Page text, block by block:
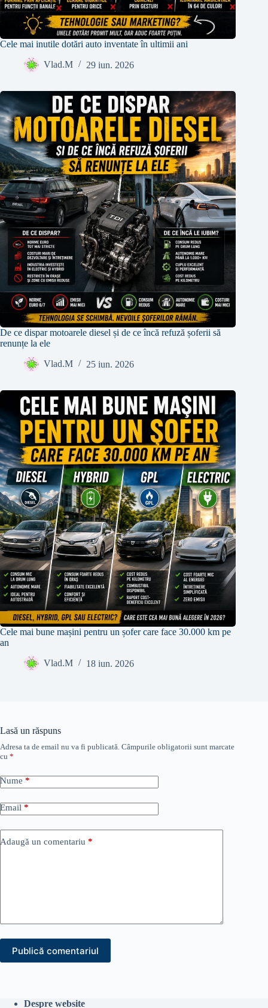
Cele mai inutile dotări auto inventate în ultimii ani
Vlad.M 29 iun. 2026
De ce dispar motoarele diesel și de ce încă refuză șoferii să
renunțe la ele
Vlad.M 25 iun. 2026
Cele mai bune mașini pentru un șofer care face 30.000 km pe
an
Vlad.M 18 iun. 2026
Lasă un răspuns
Adresa ta de email nu va fi publicată. Câmpurile obligatorii sunt marcate
cu *
Nume *
Email *
Adaugă un comentariu *
Publică comentariul
Despre website